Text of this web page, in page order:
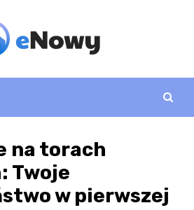
na torach
Twoje
w pierwszej